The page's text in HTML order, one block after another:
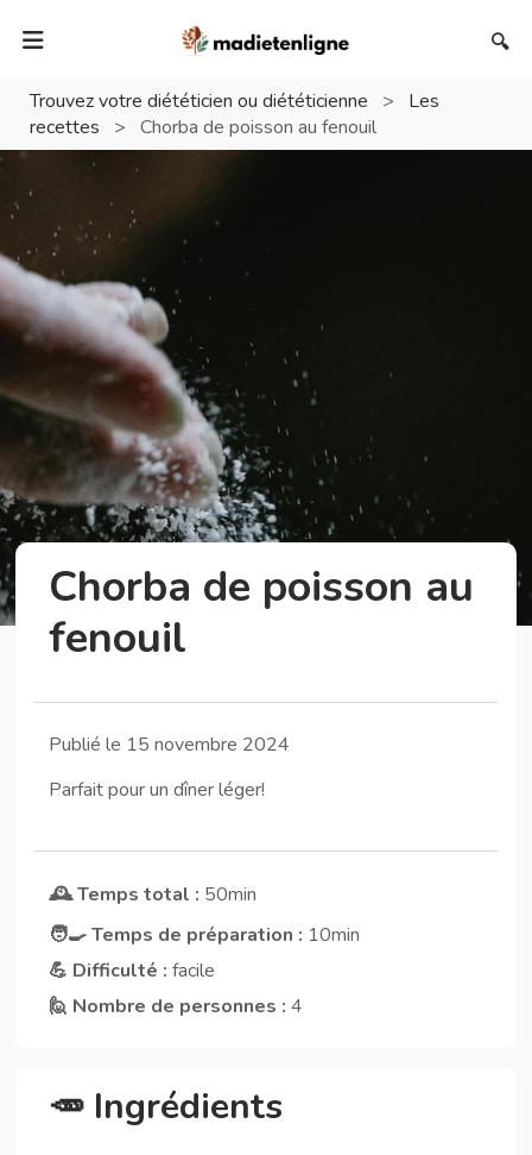
🔍
Trouvez votre diététicien ou diététicienne >
Les
recettes
> Chorba de poisson au fenouil
Chorba de poisson au
fenouil
Publié le 15 novembre 2024
Parfait pour un dîner léger!
🕰️ Temps total : 50min
🧑‍🍳 Temps de préparation : 10min
💪 Difficulté : facile
🙋 Nombre de personnes : 4
🥕 Ingrédients